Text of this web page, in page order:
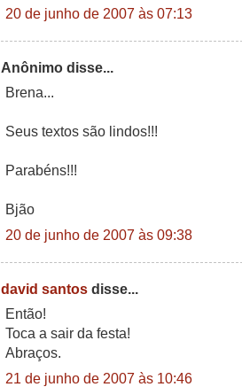
20 de junho de 2007 às 07:13
Anônimo disse...
Brena...
Seus textos são lindos!!!
Parabéns!!!
Bjão
20 de junho de 2007 às 09:38
david santos disse...
Então!
Toca a sair da festa!
Abraços.
21 de junho de 2007 às 10:46